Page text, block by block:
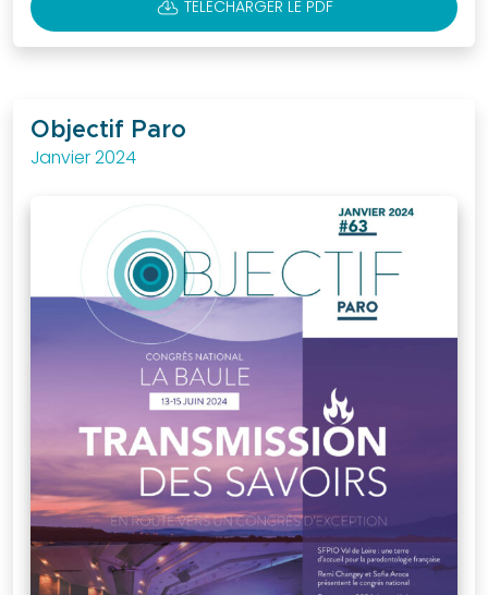
CLOUD_DOWNLOAD TÉLÉCHARGER LE PDF
Objectif Paro
Janvier 2024